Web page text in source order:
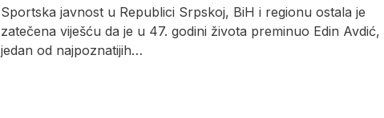
​Sportska javnost u Republici Srpskoj, BiH i regionu ostala je
zatečena viješću da je u 47. godini života preminuo Edin Avdić,
jedan od najpoznatijih…